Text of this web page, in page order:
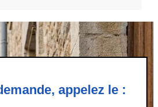
appelez le :